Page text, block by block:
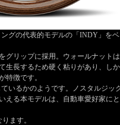
グの代表的モデルの「INDY」を
グリップに採用。ウォールナット
生長するため硬く粘りがあり、し
特徴です。
いるかのようです。ノスタルジッ
える本モデルは、自動車愛好家に
ます。